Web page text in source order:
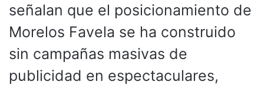
señalan que el posicionamiento de
Morelos Favela se ha construido
sin campañas masivas de
publicidad en espectaculares,